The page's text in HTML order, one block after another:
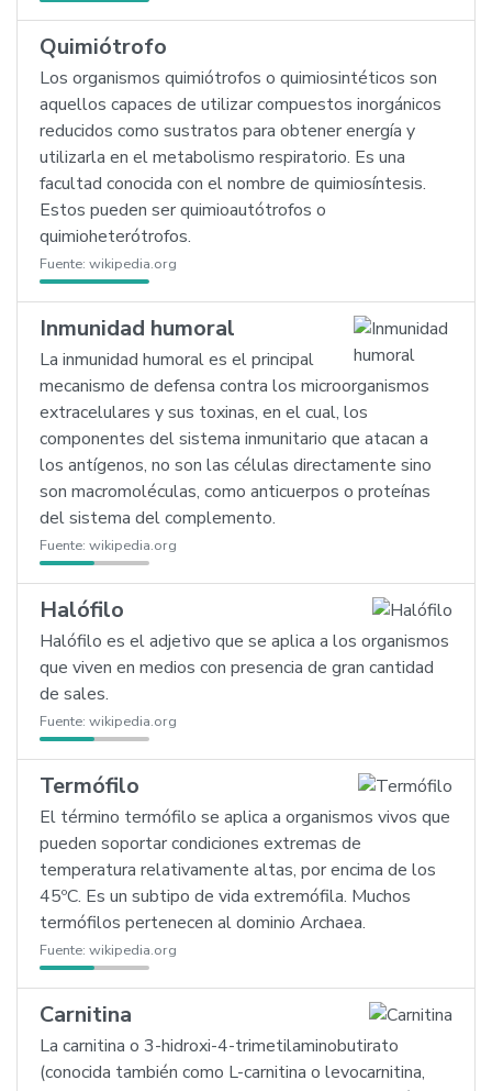
Quimiótrofo
Los organismos quimiótrofos o quimiosintéticos son
aquellos capaces de utilizar compuestos inorgánicos
reducidos como sustratos para obtener energía y
utilizarla en el metabolismo respiratorio. Es una
facultad conocida con el nombre de quimiosíntesis.
Estos pueden ser quimioautótrofos o
quimioheterótrofos.
Fuente: wikipedia.org
Inmunidad humoral
La inmunidad humoral es el principal
mecanismo de defensa contra los microorganismos
extracelulares y sus toxinas, en el cual, los
componentes del sistema inmunitario que atacan a
los antígenos, no son las células directamente sino
son macromoléculas, como anticuerpos o proteínas
del sistema del complemento.
Fuente: wikipedia.org
Halófilo
Halófilo es el adjetivo que se aplica a los organismos
que viven en medios con presencia de gran cantidad
de sales.
Fuente: wikipedia.org
Termófilo
El término termófilo se aplica a organismos vivos que
pueden soportar condiciones extremas de
temperatura relativamente altas, por encima de los
45ºC. Es un subtipo de vida extremófila. Muchos
termófilos pertenecen al dominio Archaea.
Fuente: wikipedia.org
Carnitina
La carnitina o 3-hidroxi-4-trimetilaminobutirato
(conocida también como L-carnitina o levocarnitina,